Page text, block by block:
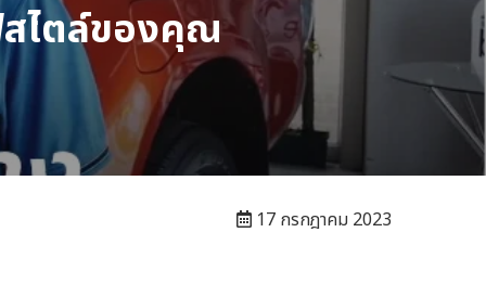
สไตล์ของคุณ
17 กรกฎาคม 2023